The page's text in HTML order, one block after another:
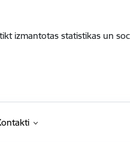
izmantotas statistikas un